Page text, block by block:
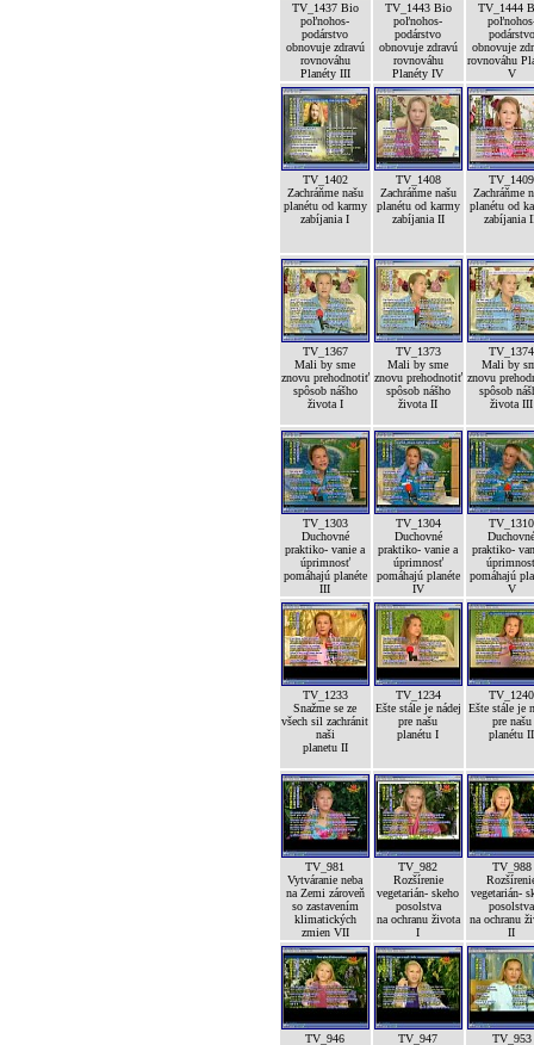
TV_1437 Bio
poľnohos-
podárstvo
obnovuje zdravú
rovnováhu
Planéty III
TV_1443 Bio
poľnohos-
podárstvo
obnovuje zdravú
rovnováhu
Planéty IV
TV_1444
podárstvo
obnovuje
rovnováhu
V
TV_1402
Zachráňme našu
planétu od karmy
zabíjania I
TV_1408
Zachráňme našu
planétu od karmy
zabíjania II
TV_1409
Zachráňme
planétu od
zabíjania
TV_1367
Mali by sme
znovu prehodnotiť
spôsob nášho
života I
TV_1373
Mali by sme
znovu prehodnotiť
spôsob nášho
života II
TV_1374
Mali by
znovu
spôsob
života III
TV_1303
Duchovné
praktiko- vanie a
úprimnosť
pomáhajú planéte
III
TV_1304
Duchovné
praktiko- vanie a
úprimnosť
pomáhajú planéte
IV
TV_1310
praktiko-
pomáhajú
V
TV_1233
Snažme se ze
všech sil zachránit
naši
planetu II
TV_1234
Ešte stále je nádej
pre našu
planétu I
TV_1240
Ešte stále je
pre našu
planétu II
TV_981
Vytváranie neba
na Zemi zároveň
so zastavením
klimatických
zmien VII
TV_982
Rozšírenie
vegetarián- skeho
posolstva
na ochranu života
I
TV_988
vegetarián-
posolstva
na ochranu
II
TV_946 TV_947 TV_953